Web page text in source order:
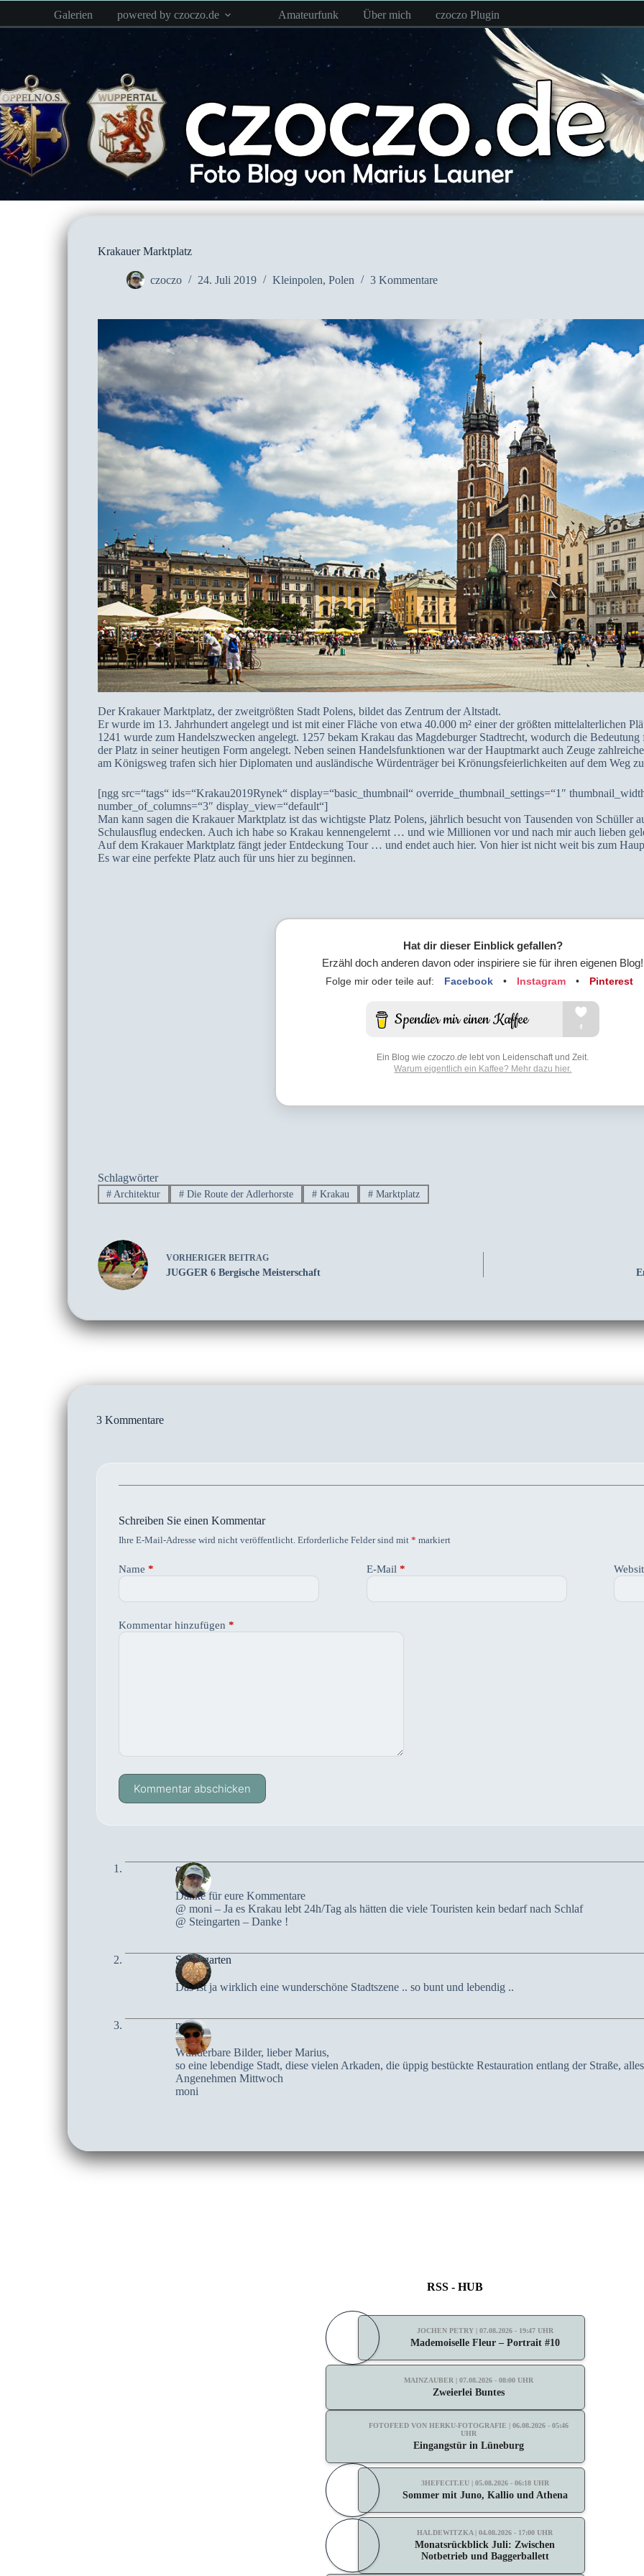
springen
Galerien powered by czoczo.de Amateurfunk Über mich czoczo Plugin
Krakauer Marktplatz
czoczo 24. Juli 2019 Kleinpolen, Polen 3 Kommentare
Der Krakauer Marktplatz, der zweitgrößten Stadt Polens, bildet das Zentrum der Altstadt.
Er wurde im 13. Jahrhundert angelegt und ist mit einer Fläche von etwa 40.000 m² einer der größten mittelalterlichen
1241 wurde zum Handelszwecken angelegt. 1257 bekam Krakau das Magdeburger Stadtrecht, wodurch die
der Platz in seiner heutigen Form angelegt. Neben seinen Handelsfunktionen war der Hauptmarkt auch Zeuge
am Königsweg trafen sich hier Diplomaten und ausländische Würdenträger bei Krönungsfeierlichkeiten auf dem Weg
[ngg src=“tags“ ids=“Krakau2019Rynek“ display=“basic_thumbnail“ override_thumbnail_settings=“1″
number_of_columns=“3″ display_view=“default“]
Man kann sagen die Krakauer Marktplatz ist das wichtigste Platz Polens, jährlich besucht von Tausenden von Schüller
Schulausflug endecken. Auch ich habe so Krakau kennengelernt … und wie Millionen vor und nach mir auch lieben
Auf dem Krakauer Marktplatz fängt jeder Entdeckung Tour … und endet auch hier. Von hier ist nicht weit bis zum
Es war eine perfekte Platz auch für uns hier zu beginnen.
Hat dir dieser Einblick gefallen?
Erzähl doch anderen davon oder inspiriere sie für ihren eigenen Blog!
Folge mir oder teile auf: Facebook • Instagram • Pinterest
Ein Blog wieczoczo.de lebt von Leidenschaft und Zeit.
Warum eigentlich ein Kaffee? Mehr dazu hier.
Schlagwörter
# Architektur # Die Route der Adlerhorste # Krakau #Marktplatz
VORHERIGER BEITRAG
JUGGER 6 Bergische Meisterschaft
3 Kommentare
Schreiben Sie einen Kommentar
Ihre E-Mail-Adresse wird nicht veröffentlicht. Erforderliche Felder sind mit * markiert
Name * E-Mail *
Kommentar hinzufügen *
Kommentar abschicken
czoczo
Danke für eure Kommentare
@ moni – Ja es Krakau lebt 24h/Tag als hätten die viele Touristen kein bedarf nach Schlaf
@ Steingarten – Danke !
Steinegarten
Das ist ja wirklich eine wunderschöne Stadtszene .. so bunt und lebendig ..
moni
Wunderbare Bilder, lieber Marius,
so eine lebendige Stadt, diese vielen Arkaden, die üppig bestückte Restauration entlang der Straße,
Angenehmen Mittwoch
moni
RSS - HUB
JOCHEN PETRY | 07.08.2026 - 19:47 UHR
Mademoiselle Fleur – Portrait #10
MAINZAUBER | 07.08.2026 - 08:00 UHR
Zweierlei Buntes
FOTOFEED VON HERKU-FOTOGRAFIE | 06.08.2026 - 05:46
UHR
Eingangstür in Lüneburg
3HEFECIT.EU | 05.08.2026 - 06:18 UHR
Sommer mit Juno, Kallio und Athena
HALDEWITZKA | 04.08.2026 - 17:00 UHR
Monatsrückblick Juli: Zwischen
Notbetrieb und Baggerballett